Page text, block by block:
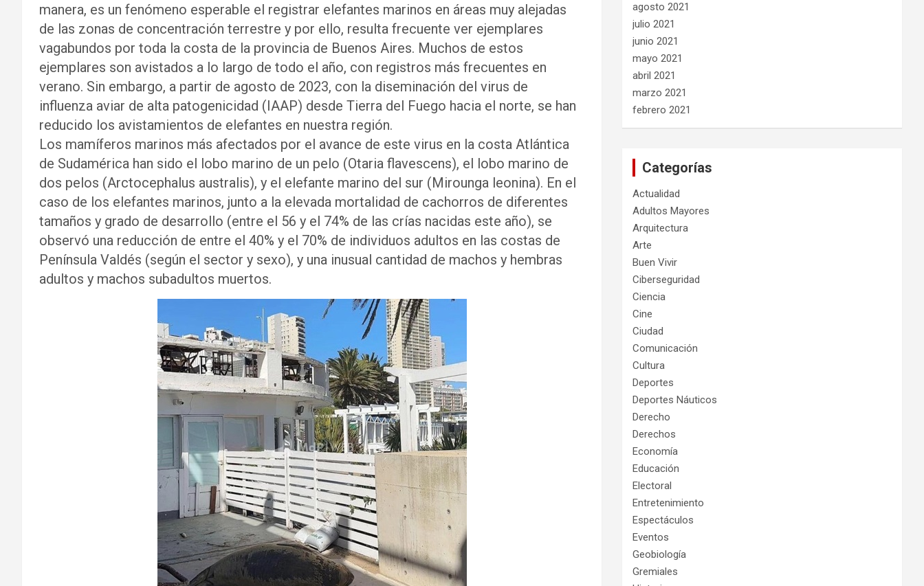
manera, es un fenómeno esperable el registrar elefantes marinos en áreas muy alejadas
de las zonas de concentración terrestre y por ello, resulta frecuente ver ejemplares
vagabundos por toda la costa de la provincia de Buenos Aires. Muchos de estos
ejemplares son avistados a lo largo de todo el año, con registros más frecuentes en
verano. Sin embargo, a partir de agosto de 2023, con la diseminación del virus de
influenza aviar de alta patogenicidad (IAAP) desde Tierra del Fuego hacia el norte, se han
reducido los avistamientos de elefantes en nuestra región.
Los mamíferos marinos más afectados por el avance de este virus en la costa Atlántica
de Sudamérica han sido el lobo marino de un pelo (Otaria flavescens), el lobo marino de
dos pelos (Arctocephalus australis), y el elefante marino del sur (Mirounga leonina). En el
caso de los elefantes marinos, junto a la elevada mortalidad de cachorros de diferentes
tamaños y grado de desarrollo (entre el 56 y el 74% de las crías nacidas este año), se
observó una reducción de entre el 40% y el 70% de individuos adultos en las costas de
Península Valdés (según el sector y sexo), y una inusual cantidad de machos y hembras
adultos y machos subadultos muertos.
agosto 2021
julio 2021
junio 2021
mayo 2021
abril 2021
marzo 2021
febrero 2021
Categorías
Actualidad
Adultos Mayores
Arquitectura
Arte
Buen Vivir
Ciberseguridad
Ciencia
Cine
Ciudad
Comunicación
Cultura
Deportes
Deportes Náuticos
Derecho
Derechos
Economía
Educación
Electoral
Entretenimiento
Espectáculos
Eventos
Geobiología
Gremiales